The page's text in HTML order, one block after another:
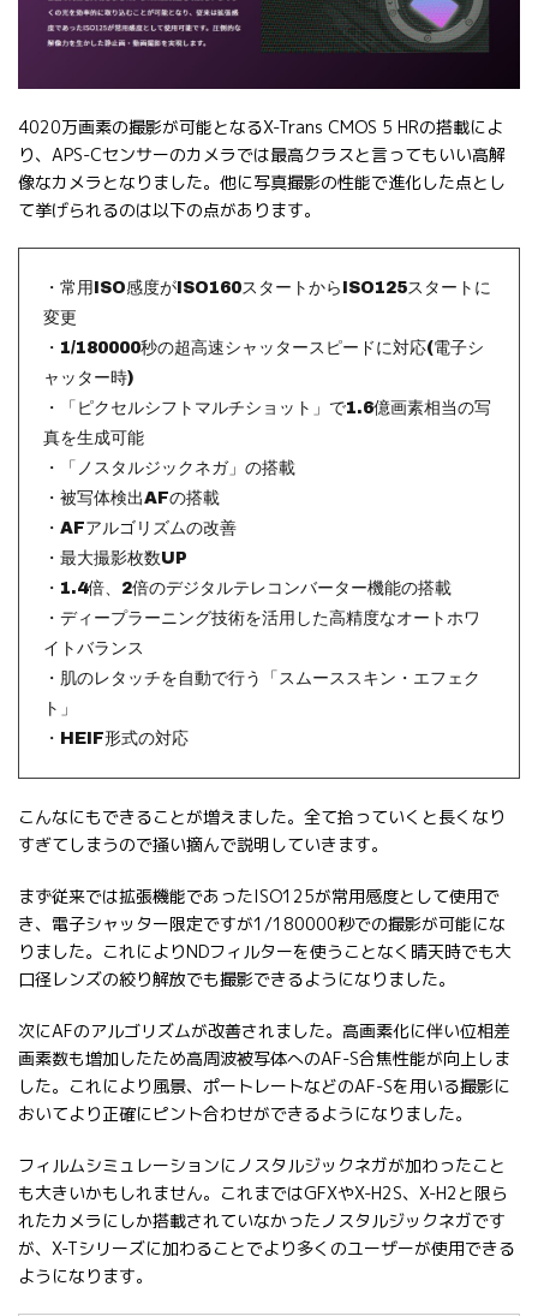
4020万画素の撮影が可能となるX-Trans CMOS 5 HRの搭載によ
り、APS-Cセンサーのカメラでは最高クラスと言ってもいい高解
像なカメラとなりました。他に写真撮影の性能で進化した点とし
て挙げられるのは以下の点があります。
・常用ISO感度がISO160スタートからISO125スタートに
変更
・1/180000秒の超高速シャッタースピードに対応(電子シ
ャッター時)
・「ピクセルシフトマルチショット」で1.6億画素相当の写
真を生成可能
・「ノスタルジックネガ」の搭載
・被写体検出AFの搭載
・AFアルゴリズムの改善
・最大撮影枚数UP
・1.4倍、2倍のデジタルテレコンバーター機能の搭載
・ディープラーニング技術を活用した高精度なオートホワ
イトバランス
・肌のレタッチを自動で行う「スムーススキン・エフェク
ト」
・HEIF形式の対応
こんなにもできることが増えました。全て拾っていくと長くなり
すぎてしまうので掻い摘んで説明していきます。
まず従来では拡張機能であったISO125が常用感度として使用で
き、電子シャッター限定ですが1/180000秒での撮影が可能にな
りました。これによりNDフィルターを使うことなく晴天時でも大
口径レンズの絞り解放でも撮影できるようになりました。
次にAFのアルゴリズムが改善されました。高画素化に伴い位相差
画素数も増加したため高周波被写体へのAF-S合焦性能が向上しま
した。これにより風景、ポートレートなどのAF-Sを用いる撮影に
おいてより正確にピント合わせができるようになりました。
フィルムシミュレーションにノスタルジックネガが加わったこと
も大きいかもしれません。これまではGFXやX-H2S、X-H2と限ら
れたカメラにしか搭載されていなかったノスタルジックネガです
が、X-Tシリーズに加わることでより多くのユーザーが使用できる
ようになります。